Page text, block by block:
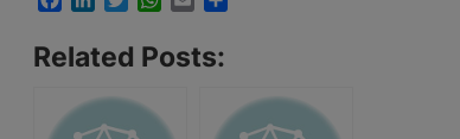
Related Posts: